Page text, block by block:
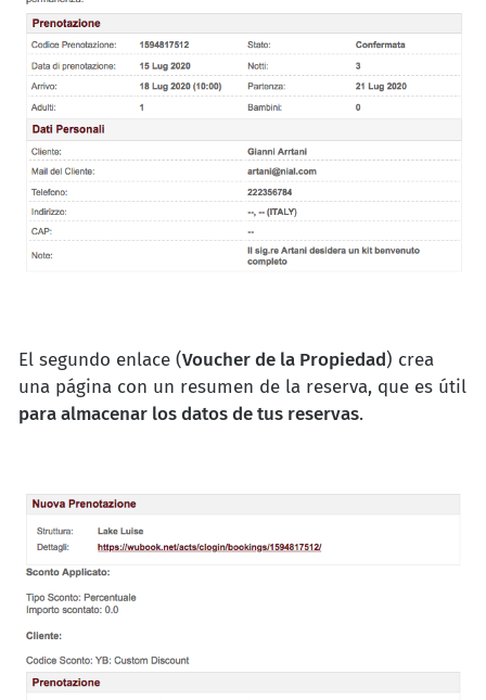
El segundo enlace (Voucher de la Propiedad) crea
una página con un resumen de la reserva, que es útil
para almacenar los datos de tus reservas.